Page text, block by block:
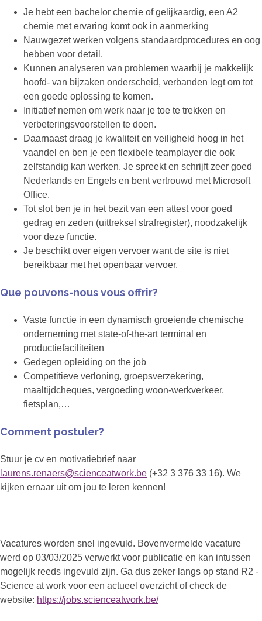
Je hebt een bachelor chemie of gelijkaardig, een A2
chemie met ervaring komt ook in aanmerking
Nauwgezet werken volgens standaardprocedures en oog
hebben voor detail.
Kunnen analyseren van problemen waarbij je makkelijk
hoofd- van bijzaken onderscheid, verbanden legt om tot
een goede oplossing te komen.
Initiatief nemen om werk naar je toe te trekken en
verbeteringsvoorstellen te doen.
Daarnaast draag je kwaliteit en veiligheid hoog in het
vaandel en ben je een flexibele teamplayer die ook
zelfstandig kan werken. Je spreekt en schrijft zeer goed
Nederlands en Engels en bent vertrouwd met Microsoft
Office.
Tot slot ben je in het bezit van een attest voor goed
gedrag en zeden (uittreksel strafregister), noodzakelijk
voor deze functie.
Je beschikt over eigen vervoer want de site is niet
bereikbaar met het openbaar vervoer.
Que pouvons-nous vous offrir?
Vaste functie in een dynamisch groeiende chemische
onderneming met state-of-the-art terminal en
productiefaciliteiten
Gedegen opleiding on the job
Competitieve verloning, groepsverzekering,
maaltijdcheques, vergoeding woon-werkverkeer,
fietsplan,…
Comment postuler?
Stuur je cv en motivatiebrief naar
laurens.renaers@scienceatwork.be (+32 3 376 33 16). We
kijken ernaar uit om jou te leren kennen!
Vacatures worden snel ingevuld. Bovenvermelde vacature
werd op 03/03/2025 verwerkt voor publicatie en kan intussen
mogelijk reeds ingevuld zijn. Ga dus zeker langs op stand R2 -
Science at work voor een actueel overzicht of check de
website: https://jobs.scienceatwork.be/